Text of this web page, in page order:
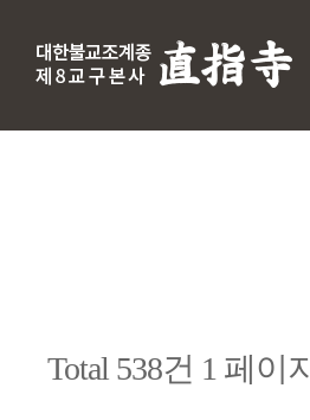
Total 538건 1 페이지